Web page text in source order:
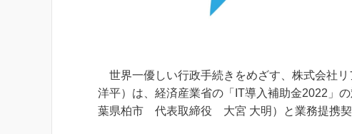
世界一優しい行政手続きをめざす、株式会社
洋平）は、経済産業省の「IT導入補助金2022」
葉県柏市 代表取締役 大宮 大明）と業務提携契